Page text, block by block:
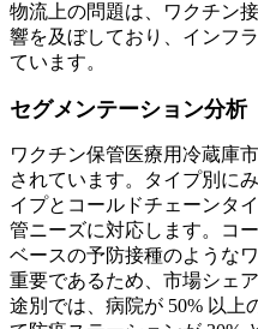
物流上の問題は、ワクチン
響を及ぼしており、インフ
ています。
セグメンテーション分析
ワクチン保管医療用冷蔵庫
されています。タイプ別に
イプとコールドチェーンタ
管ニーズに対応します。コ
ベースの予防接種のような
重要であるため、市場シェ
途別では、病院が 50% 以上